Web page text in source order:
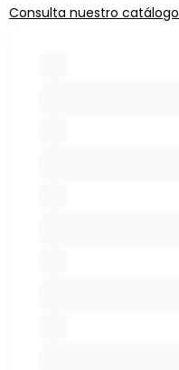
Consulta nuestro